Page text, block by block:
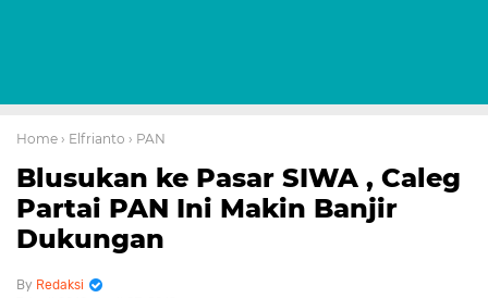
Home › Elfrianto › PAN
Blusukan ke Pasar SIWA , Caleg
Partai PAN Ini Makin Banjir
Dukungan
Redaksi